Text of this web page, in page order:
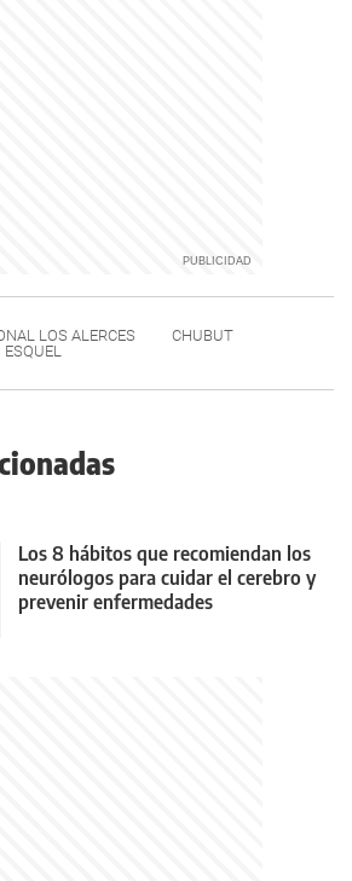
LOS ALERCES
CHUBUT
ESQUEL
Los 8 hábitos que recomiendan los
neurólogos para cuidar el cerebro y
prevenir enfermedades